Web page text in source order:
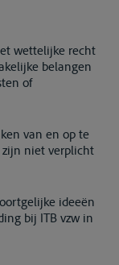
wettelijke recht
belangen
of
van en op te
zijn niet verplicht
ideeën
bij ITB vzw in